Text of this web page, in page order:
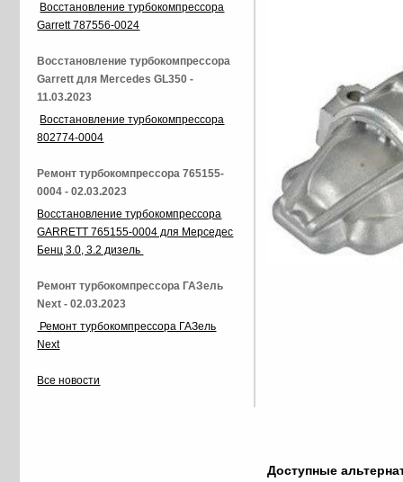
Доступные
Восстановление турбокомпрессора
Garrett 787556-0024
Восстановление турбокомпрессора
Garrett для Mercedes GL350 -
11.03.2023
Восстановление турбокомпрессора
802774-0004
Ремонт турбокомпрессора 765155-
0004 - 02.03.2023
Восстановление турбокомпрессора
GARRETT 765155-0004 для Мерседес
Бенц 3.0, 3.2 дизель
Ремонт турбокомпрессора ГАЗель
Next - 02.03.2023
Ремонт турбокомпрессора ГАЗель
Next
Все новости